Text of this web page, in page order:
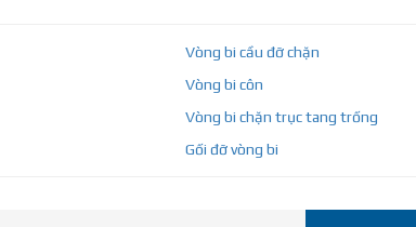
Vòng bi cầu đỡ chặn
Vòng bi côn
Vòng bi chặn trục tang trống
Gối đỡ vòng bi